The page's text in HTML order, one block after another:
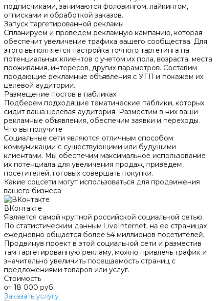
подписчиками, занимаются фоловингом, лайкингом,
отписками и обработкой заказов.
Запуск таргетированной рекламы
Спланируем и проведем рекламную кампанию, которая
обеспечит увеличение трафика вашего сообщества. Для
этого выполняется настройка точного таргетинга на
потенциальных клиентов с учетом их пола, возраста, места
проживания, интересов, других параметров. Составим
продающие рекламные объявления с УТП и покажем их
целевой аудитории.
Размещение постов в пабликах
Подберем подходящие тематические паблики, которых
сидит ваша целевая аудитория. Разместим в них ваши
рекламные объявления, обеспечим заявки и переходы.
Что вы получите
Социальные сети являются отличным способом
коммуникации с существующими или будущими
клиентами. Мы обеспечим максимальное использование
их потенциала для увеличения продаж, приведем
посетителей, готовых совершать покупки.
Какие соцсети могут использоваться для продвижения
вашего бизнеса
ВКонтакте
Является самой крупной российской социальной сетью.
По статистическим данным LiveInternet, на ее страницах
ежедневно общается более 54 миллионов посетителей.
Продвинув проект в этой социальной сети и разместив
там таргетированную рекламу, можно привлечь трафик и
значительно увеличить посещаемость страниц с
предложениями товаров или услуг.
Стоимость
от 18 000 руб.
Заказать услугу